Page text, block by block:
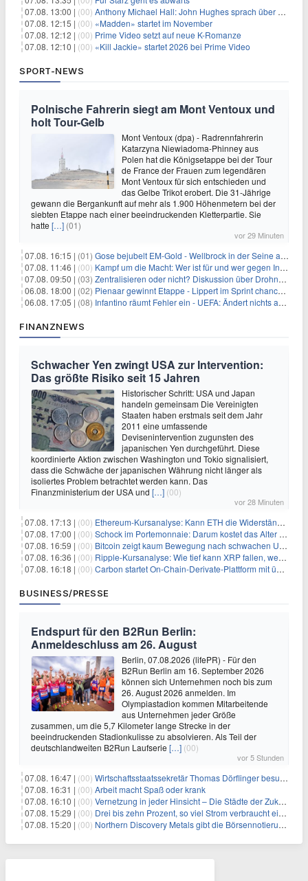
07.08. 13:00 | (00) Anthony Michael Hall: John Hughes sprach über eine Fortsetzung von 'The Breakfast Club'
07.08. 12:15 | (00) «Madden» startet im November
07.08. 12:12 | (00) Prime Video setzt auf neue K-Romanze
07.08. 12:10 | (00) «Kill Jackie» startet 2026 bei Prime Video
SPORT-NEWS
Polnische Fahrerin siegt am Mont Ventoux und
holt Tour-Gelb
Mont Ventoux (dpa) - Radrennfahrerin
Katarzyna Niewiadoma-Phinney aus
Polen hat die Königsetappe bei der Tour
de France der Frauen zum legendären
Mont Ventoux für sich entschieden und
das Gelbe Trikot erobert. Die 31-Jährige
gewann die Bergankunft auf mehr als 1.900 Höhenmetern bei der
siebten Etappe nach einer beeindruckenden Kletterpartie. Sie
hatte […] (01)
vor 29 Minuten
07.08. 16:15 | (01) Gose bejubelt EM-Gold - Wellbrock in der Seine ausgebremst
07.08. 11:46 | (00) Kampf um die Macht: Wer ist für und wer gegen Infantino?
07.08. 09:50 | (03) Zentralisieren oder nicht? Diskussion über Drohnenabwehr
06.08. 18:00 | (02) Pienaar gewinnt Etappe - Lippert im Sprint chancenlos
06.08. 17:05 | (08) Infantino räumt Fehler ein - UEFA: Ändert nichts an Boykott
FINANZNEWS
Schwacher Yen zwingt USA zur Intervention:
Das größte Risiko seit 15 Jahren
Historischer Schritt: USA und Japan
handeln gemeinsam Die Vereinigten
Staaten haben erstmals seit dem Jahr
2011 eine umfassende
Devisenintervention zugunsten des
japanischen Yen durchgeführt. Diese
koordinierte Aktion zwischen Washington und Tokio signalisiert,
dass die Schwäche der japanischen Währung nicht länger als
isoliertes Problem betrachtet werden kann. Das
Finanzministerium der USA und […] (00)
vor 28 Minuten
07.08. 17:13 | (00) Ethereum-Kursanalyse: Kann ETH die Widerstände der gleitenden Durchschnitte überwinden?
07.08. 17:00 | (00) Schock im Portemonnaie: Darum kostet das Alter deutlich mehr als Sie denken
07.08. 16:59 | (00) Bitcoin zeigt kaum Bewegung nach schwachen US-Arbeitsmarktdaten, Fed-Zinserhöhungschancen sinken auf 44%
07.08. 16:36 | (00) Ripple-Kursanalyse: Wie tief kann XRP fallen, wenn die $1-Unterstützung am Wochenende verloren geht?
07.08. 16:18 | (00) Carbon startet On-Chain-Derivate-Plattform mit über 950 Märkten in einem Konto
BUSINESS/PRESSE
Endspurt für den B2Run Berlin:
Anmeldeschluss am 26. August
Berlin, 07.08.2026 (lifePR) - Für den
B2Run Berlin am 16. September 2026
können sich Unternehmen noch bis zum
26. August 2026 anmelden. Im
Olympiastadion kommen Mitarbeitende
aus Unternehmen jeder Größe
zusammen, um die 5,7 Kilometer lange Strecke in der
beeindruckenden Stadionkulisse zu absolvieren. Als Teil der
deutschlandweiten B2Run Laufserie […] (00)
vor 5 Stunden
07.08. 16:47 | (00) Wirtschaftsstaatssekretär Thomas Dörflinger besucht Handwerksbetrieb im Kammerbezirk Freiburg
07.08. 16:31 | (00) Arbeit macht Spaß oder krank
07.08. 16:10 | (00) Vernetzung in jeder Hinsicht – Die Städte der Zukunft sind grün-blau
07.08. 15:29 | (00) Drei bis zehn Prozent, so viel Strom verbraucht ein Aufzug im Gebäude
07.08. 15:20 | (00) Northern Discovery Metals gibt die Börsennotierung an der Frankfurter Wertpapierbörse bekannt